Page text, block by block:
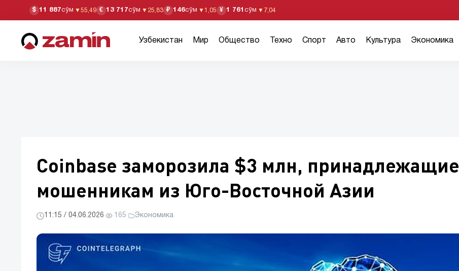
$ 11 887сўм ▼55,49 € 13 717сўм ▼ 25,83 ₽ 146сўм ▼1,05 ¥ 1 761 сўм ▼ 7,04
Узбекистан Мир Общество Техно Спорт Авто Культура Экономика
Coinbase заморозила $3 млн, принадлежащие
мошенникам из Юго-Восточной Азии
11:15 / 04.06.2026· 165· Экономика